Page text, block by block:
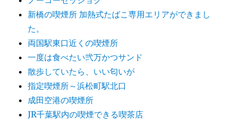
新橋の喫煙所 加熱式たばこ専用エリアができまし
た。
両国駅東口近くの喫煙所
一度は食べたい弐万かつサンド
散歩していたら、いい匂いが
指定喫煙所～浜松町駅北口
成田空港の喫煙所
JR千葉駅内の喫煙できる喫茶店